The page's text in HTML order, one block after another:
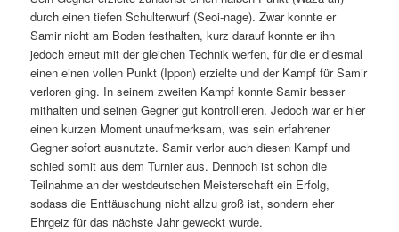
durch einen tiefen Schulterwurf (Seoi-nage). Zwar konnte er
Samir nicht am Boden festhalten, kurz darauf konnte er ihn
jedoch erneut mit der gleichen Technik werfen, für die er diesmal
einen einen vollen Punkt (Ippon) erzielte und der Kampf für Samir
verloren ging. In seinem zweiten Kampf konnte Samir besser
mithalten und seinen Gegner gut kontrollieren. Jedoch war er hier
einen kurzen Moment unaufmerksam, was sein erfahrener
Gegner sofort ausnutzte. Samir verlor auch diesen Kampf und
schied somit aus dem Turnier aus. Dennoch ist schon die
Teilnahme an der westdeutschen Meisterschaft ein Erfolg,
sodass die Enttäuschung nicht allzu groß ist, sondern eher
Ehrgeiz für das nächste Jahr geweckt wurde.